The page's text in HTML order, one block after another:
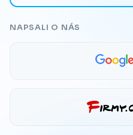
NAPSALI O NÁS